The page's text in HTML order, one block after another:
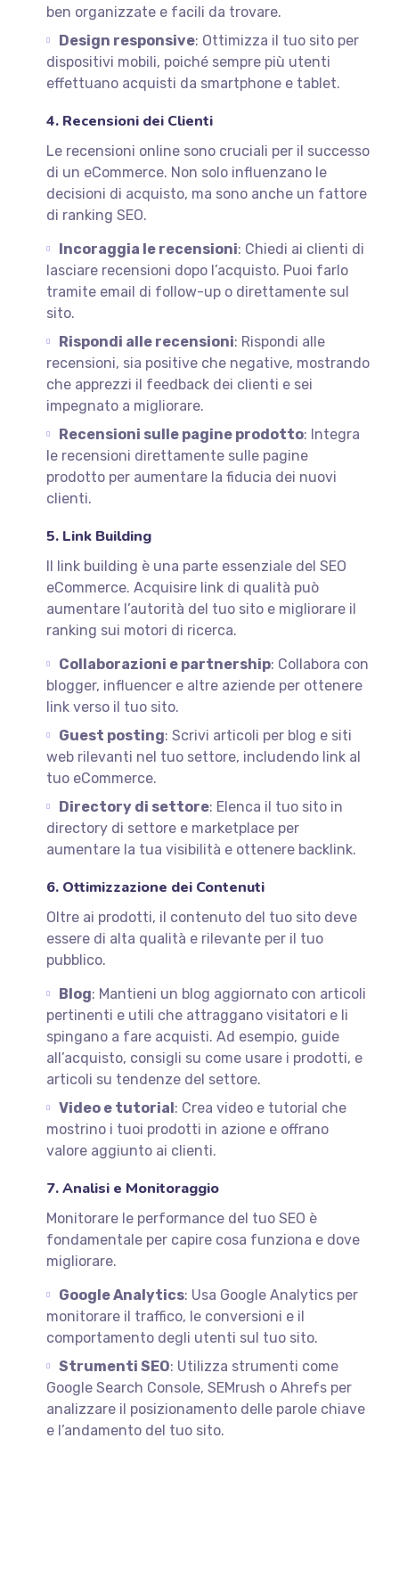
ben organizzate e facili da trovare.
Design responsive: Ottimizza il tuo sito per
dispositivi mobili, poiché sempre più utenti
effettuano acquisti da smartphone e tablet.
4. Recensioni dei Clienti
Le recensioni online sono cruciali per il successo
di un eCommerce. Non solo influenzano le
decisioni di acquisto, ma sono anche un fattore
di ranking SEO.
Incoraggia le recensioni: Chiedi ai clienti di
lasciare recensioni dopo l’acquisto. Puoi farlo
tramite email di follow-up o direttamente sul
sito.
Rispondi alle recensioni: Rispondi alle
recensioni, sia positive che negative, mostrando
che apprezzi il feedback dei clienti e sei
impegnato a migliorare.
Recensioni sulle pagine prodotto: Integra
le recensioni direttamente sulle pagine
prodotto per aumentare la fiducia dei nuovi
clienti.
5. Link Building
Il link building è una parte essenziale del SEO
eCommerce. Acquisire link di qualità può
aumentare l’autorità del tuo sito e migliorare il
ranking sui motori di ricerca.
Collaborazioni e partnership: Collabora con
blogger, influencer e altre aziende per ottenere
link verso il tuo sito.
Guest posting: Scrivi articoli per blog e siti
web rilevanti nel tuo settore, includendo link al
tuo eCommerce.
Directory di settore: Elenca il tuo sito in
directory di settore e marketplace per
aumentare la tua visibilità e ottenere backlink.
6. Ottimizzazione dei Contenuti
Oltre ai prodotti, il contenuto del tuo sito deve
essere di alta qualità e rilevante per il tuo
pubblico.
Blog: Mantieni un blog aggiornato con articoli
pertinenti e utili che attraggano visitatori e li
spingano a fare acquisti. Ad esempio, guide
all’acquisto, consigli su come usare i prodotti, e
articoli su tendenze del settore.
Video e tutorial: Crea video e tutorial che
mostrino i tuoi prodotti in azione e offrano
valore aggiunto ai clienti.
7. Analisi e Monitoraggio
Monitorare le performance del tuo SEO è
fondamentale per capire cosa funziona e dove
migliorare.
Google Analytics: Usa Google Analytics per
monitorare il traffico, le conversioni e il
comportamento degli utenti sul tuo sito.
Strumenti SEO: Utilizza strumenti come
Google Search Console, SEMrush o Ahrefs per
analizzare il posizionamento delle parole chiave
e l’andamento del tuo sito.